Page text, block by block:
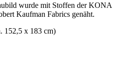
wurde mit Stoffen der KONA
Kaufman Fabrics genäht.
152,5 x 183 cm)